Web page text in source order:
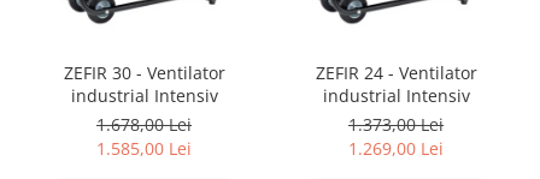
Mobilier gradina
Set mobilier gradina
Canapele de gradina
Scaune gradina
Mese gradina
ZEFIR 30 - Ventilator
industrial Intensiv
1.678,00 Lei
1.585,00 Lei
ZEFIR 24 - Ventilator
industrial Intensiv
1.373,00 Lei
1.269,00 Lei